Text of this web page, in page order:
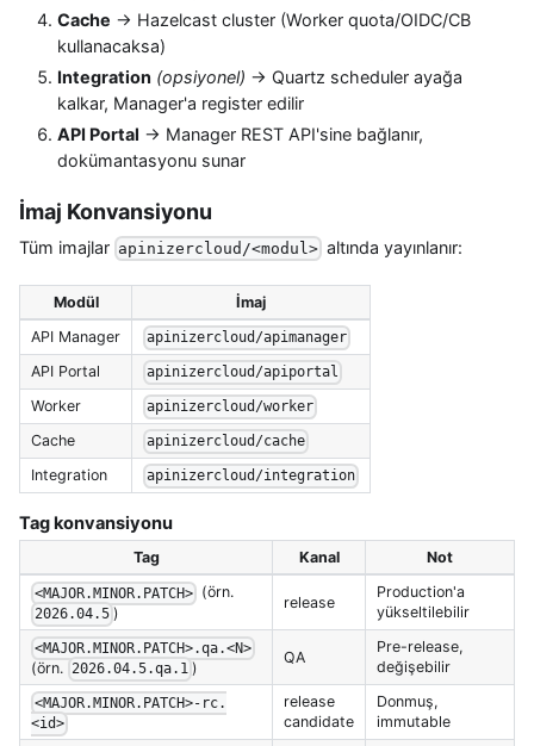
Cache → Hazelcast cluster (Worker quota/OIDC/CB
kullanacaksa)
Integration (opsiyonel) → Quartz scheduler ayağa
kalkar, Manager'a register edilir
API Portal → Manager REST API'sine bağlanır,
dokümantasyonu sunar
İmaj Konvansiyonu
Tüm imajlar apinizercloud/<modul> altında yayınlanır:
Modül
İmaj
API Manager
apinizercloud/apimanager
API Portal apinizercloud/apiportal
Worker apinizercloud/worker
Cache apinizercloud/cache
Integration apinizercloud/integration
Tag konvansiyonu
Tag Kanal Not
<MAJOR.MINOR.PATCH> (örn.
2026.04.5 )
release
Production'a
yükseltilebilir
<MAJOR.MINOR.PATCH>.qa.<N>
(örn. 2026.04.5.qa.1 )
QA
Pre-release,
değişebilir
<MAJOR.MINOR.PATCH>-rc.
<id>
release
candidate
Donmuş,
immutable